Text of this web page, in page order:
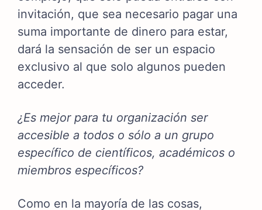
invitación, que sea necesario pagar una
suma importante de dinero para estar,
dará la sensación de ser un espacio
exclusivo al que solo algunos pueden
acceder.
¿Es mejor para tu organización ser
accesible a todos o sólo a un grupo
específico de científicos, académicos o
miembros específicos?
Como en la mayoría de las cosas,